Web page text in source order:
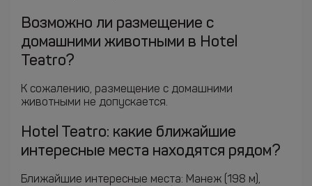
Возможно ли размещение с
домашними животными в Hotel
Teatro?
К сожалению, размещение с домашними
животными не допускается.
Hotel Teatro: какие ближайшие
интересные места находятся рядом?
Ближайшие интересные места: Манеж (198 м),